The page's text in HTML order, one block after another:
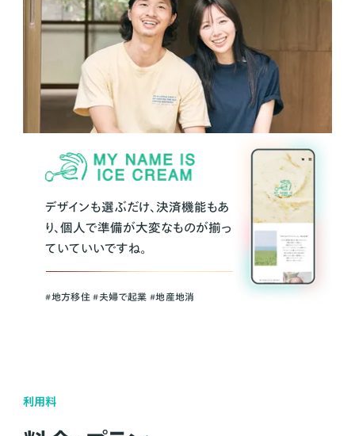
デザインも選ぶだけ、決済機能もあ
り、個人で準備が大変なものが揃っ
ていていいですね。
#地方移住 #夫婦で起業 #地産地消
利用料